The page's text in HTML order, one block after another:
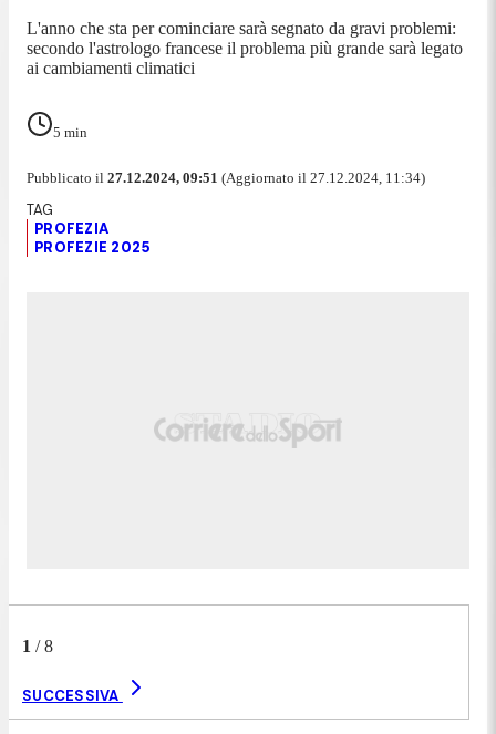
L'anno che sta per cominciare sarà segnato da gravi problemi:
secondo l'astrologo francese il problema più grande sarà legato
ai cambiamenti climatici
5 min
Pubblicato il 27.12.2024, 09:51 (Aggiornato il 27.12.2024, 11:34)
PROFEZIA
PROFEZIE 2025
1 /8
SUCCESSIVA